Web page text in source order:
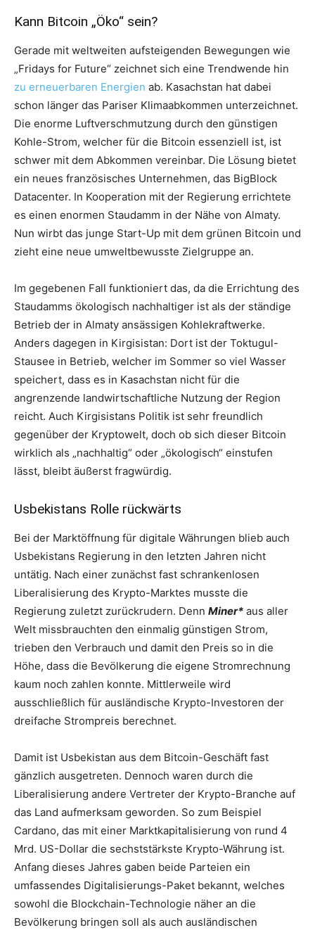
Kann Bitcoin „Öko“ sein?
Gerade mit weltweiten aufsteigenden Bewegungen wie
„Fridays for Future“ zeichnet sich eine Trendwende hin
zu erneuerbaren Energien ab. Kasachstan hat dabei
schon länger das Pariser Klimaabkommen unterzeichnet.
Die enorme Luftverschmutzung durch den günstigen
Kohle-Strom, welcher für die Bitcoin essenziell ist, ist
schwer mit dem Abkommen vereinbar. Die Lösung bietet
ein neues französisches Unternehmen, das BigBlock
Datacenter. In Kooperation mit der Regierung errichtete
es einen enormen Staudamm in der Nähe von Almaty.
Nun wirbt das junge Start-Up mit dem grünen Bitcoin und
zieht eine neue umweltbewusste Zielgruppe an.
Im gegebenen Fall funktioniert das, da die Errichtung des
Staudamms ökologisch nachhaltiger ist als der ständige
Betrieb der in Almaty ansässigen Kohlekraftwerke.
Anders dagegen in Kirgisistan: Dort ist der Toktugul-
Stausee in Betrieb, welcher im Sommer so viel Wasser
speichert, dass es in Kasachstan nicht für die
angrenzende landwirtschaftliche Nutzung der Region
reicht. Auch Kirgisistans Politik ist sehr freundlich
gegenüber der Kryptowelt, doch ob sich dieser Bitcoin
wirklich als „nachhaltig“ oder „ökologisch“ einstufen
lässt, bleibt äußerst fragwürdig.
Usbekistans Rolle rückwärts
Bei der Marktöffnung für digitale Währungen blieb auch
Usbekistans Regierung in den letzten Jahren nicht
untätig. Nach einer zunächst fast schrankenlosen
Liberalisierung des Krypto-Marktes musste die
Regierung zuletzt zurückrudern. Denn Miner* aus aller
Welt missbrauchten den einmalig günstigen Strom,
trieben den Verbrauch und damit den Preis so in die
Höhe, dass die Bevölkerung die eigene Stromrechnung
kaum noch zahlen konnte. Mittlerweile wird
ausschließlich für ausländische Krypto-Investoren der
dreifache Strompreis berechnet.
Damit ist Usbekistan aus dem Bitcoin-Geschäft fast
gänzlich ausgetreten. Dennoch waren durch die
Liberalisierung andere Vertreter der Krypto-Branche auf
das Land aufmerksam geworden. So zum Beispiel
Cardano, das mit einer Marktkapitalisierung von rund 4
Mrd. US-Dollar die sechststärkste Krypto-Währung ist.
Anfang dieses Jahres gaben beide Parteien ein
umfassendes Digitalisierungs-Paket bekannt, welches
sowohl die Blockchain-Technologie näher an die
Bevölkerung bringen soll als auch ausländischen